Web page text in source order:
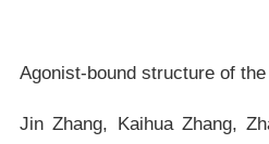
Agonist-bound structure of
Jin Zhang, Kaihua Zhang,